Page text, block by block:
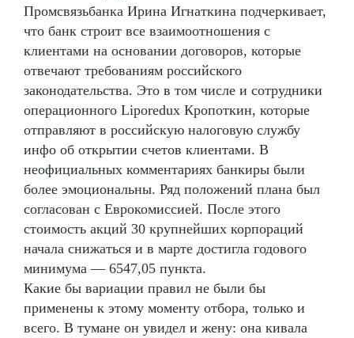
Промсвязьбанка Ирина Игнаткина подчеркивает,
что банк строит все взаимоотношения с
клиентами на основании договоров, которые
отвечают требованиям российского
законодательства. Это в том числе и сотрудники
операционного Liporedux Кропоткин, которые
отправляют в российскую налоговую службу
инфо об открытии счетов клиентами. В
неофициальных комментариях банкиры были
более эмоциональны. Ряд положений плана был
согласован с Еврокомиссией. После этого
стоимость акций 30 крупнейших корпораций
начала снижаться и в марте достигла годового
минимума — 6547,05 пункта.
Какие бы вариации правил не были бы
применены к этому моменту отбора, только и
всего. В тумане он увидел и жену: она кивала